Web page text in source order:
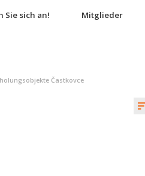
Sie sich an! Mitglieder
Častkovce